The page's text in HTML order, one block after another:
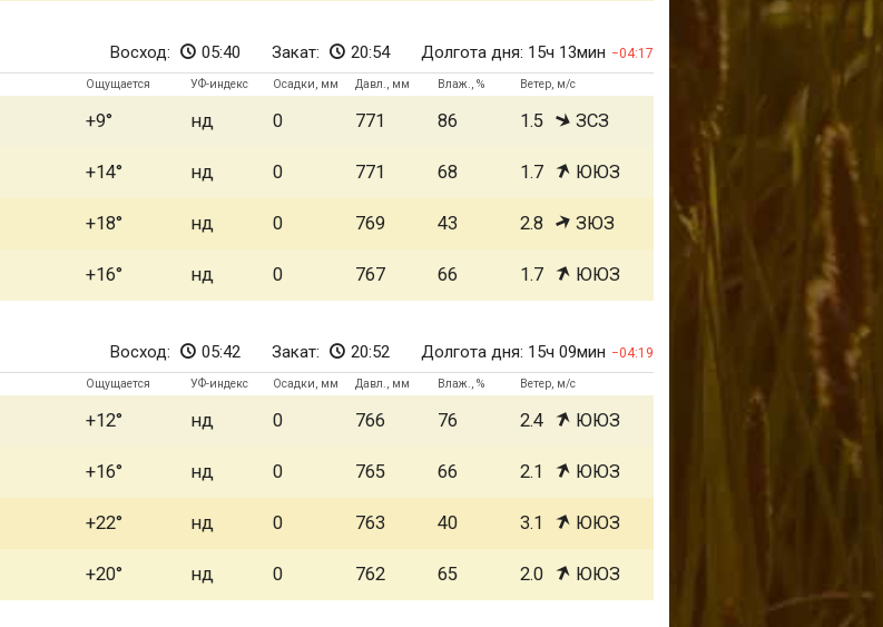
Восход: 05:40 Закат: 20:54 Долгота дня: 15ч 13мин 04:17
Ощущается УФ-индекс Осадки, мм Давл., мм Влаж., % Ветер, м/с
+9 нд 0 771 86 1.5 ЗСЗ
+14 нд 0 771 68 1.7 ЮЮЗ
+18 нд 0 769 43 2.8 ЗЮЗ
+16 нд 0 767 66 1.7 ЮЮЗ
Восход: 05:42 Закат: 20:52 Долгота дня: 15ч 09мин 04:19
Ощущается УФ-индекс Осадки, мм Давл., мм Влаж., % Ветер, м/с
+12 нд 0 766 76 2.4 ЮЮЗ
+16 нд 0 765 66 2.1 ЮЮЗ
+22 нд 0 763 40 3.1 ЮЮЗ
+20 нд 0 762 65 2.0 ЮЮЗ